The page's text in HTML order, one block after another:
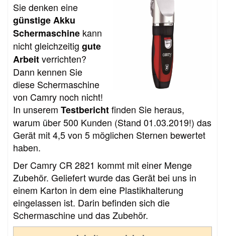
Sie denken eine
günstige Akku
Schermaschine kann
nicht gleichzeitig gute
Arbeitverrichten?
Dann kennen Sie
diese Schermaschine
von Camry noch nicht!
In unserem Testberichtfinden Sie heraus,
warum über 500 Kunden (Stand 01.03.2019!) das
Gerät mit 4,5 von 5 möglichen Sternen bewertet
haben.
Der Camry CR 2821 kommt mit einer Menge
Zubehör. Geliefert wurde das Gerät bei uns in
einem Karton in dem eine Plastikhalterung
eingelassen ist. Darin befinden sich die
Schermaschine und das Zubehör.